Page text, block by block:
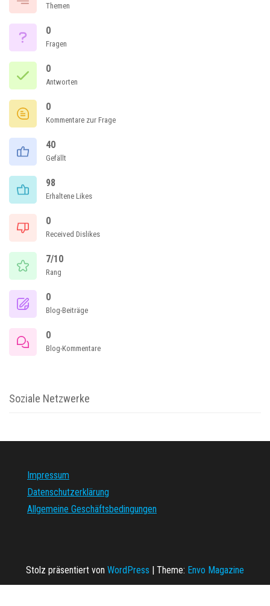
Themen
0
Fragen
0
Antworten
0
Kommentare zur Frage
40
Gefällt
98
Erhaltene Likes
0
Received Dislikes
7/10
Rang
0
Blog-Beiträge
0
Blog-Kommentare
Soziale Netzwerke
Impressum
Datenschutzerklärung
Allgemeine Geschäftsbedingungen
Stolz präsentiert von WordPress | Theme: Envo Magazine